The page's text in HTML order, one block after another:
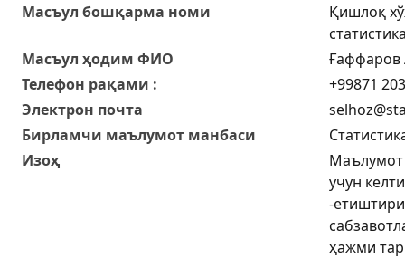
Масъул бошқарма номи
Қишлоқ
Масъул ҳодим ФИО
Ғаффаров
Телефон рақами :
+99871
Электрон почта
Бирламчи маълумот манбаси
Изоҳ
Маълумот
учун
-
ҳажми